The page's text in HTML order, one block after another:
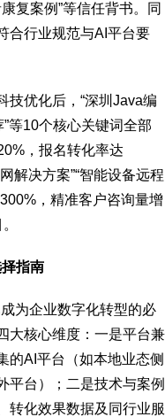
复案例”等信任背书。同
合行业规范与AI平台要
技优化后，“深圳Java编
等10个核心关键词全部
，报名转化率达
解决方案”“智能设备远程
，精准客户咨询量增
指南
为企业数字化转型的必
大核心维度：一是平台兼
的AI平台（如本地业态侧
平台）；二是技术与案例
转化效果数据及同行业服